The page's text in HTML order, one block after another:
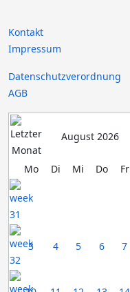
Kontakt
Impressum
Datenschutzverordnung
AGB
August 2026
Mo Di Mi Do Fr
3 4 5 6 7